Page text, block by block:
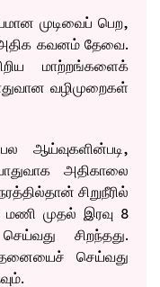
முடிவைப் பெற,
கவனம் தேவை.
மாற்றங்களைக்
வழிமுறைகள்
ஆய்வுகளின்படி,
அதிகாலை
சிறுநீரில்
மணி முதல் இரவு 8
சிறந்தது.
செய்வது